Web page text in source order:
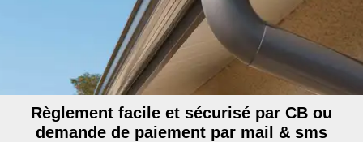
Règlement facile et sécurisé par CB ou
demande de paiement par mail & sms